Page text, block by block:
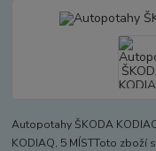
Autopotahy ŠKODA
KODIAQ, 5 MÍSTToto zboží